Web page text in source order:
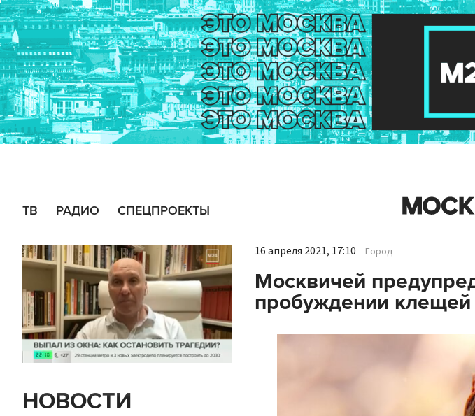
ТВ РАДИО СПЕЦПРОЕКТЫ
НОВОСТИ
16 апреля 2021, 17:10 Город
Москвичей
пробуждении клещей